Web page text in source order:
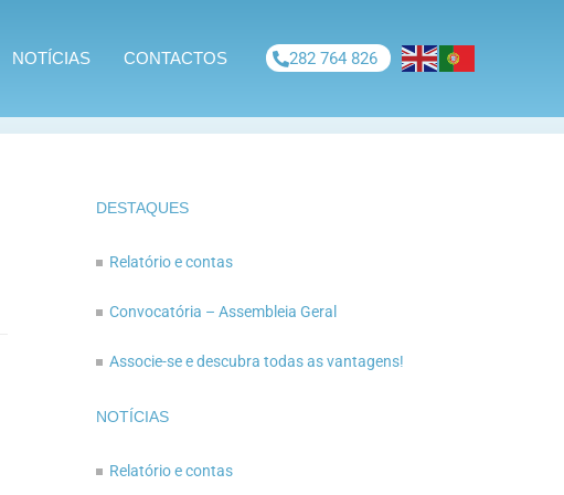
NOTÍCIAS CONTACTOS 282 764 826
DESTAQUES
Relatório e contas
Convocatória – Assembleia Geral
Associe-se e descubra todas as vantagens!
NOTÍCIAS
Relatório e contas